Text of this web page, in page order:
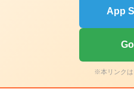
App
※本リンクは